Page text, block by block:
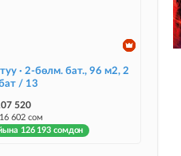
· 2-бөлм. бат., 96 м2, 2
кабат / 13
520
602 сом
126 193 сомдон